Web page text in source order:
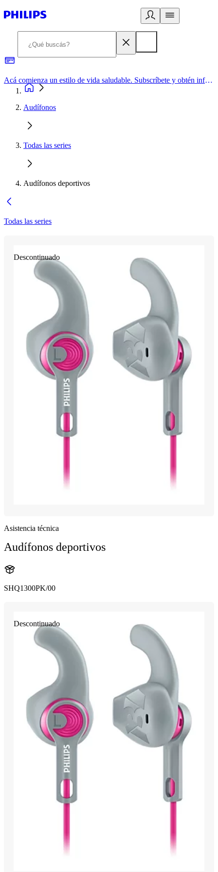
Acá comienza un estilo de vida saludable. Subscríbete y obtén información de primera mano
Audífonos
Todas las series
Audífonos deportivos
Todas las series
Descontinuado
Asistencia técnica
Audífonos deportivos
SHQ1300PK/00
Descontinuado